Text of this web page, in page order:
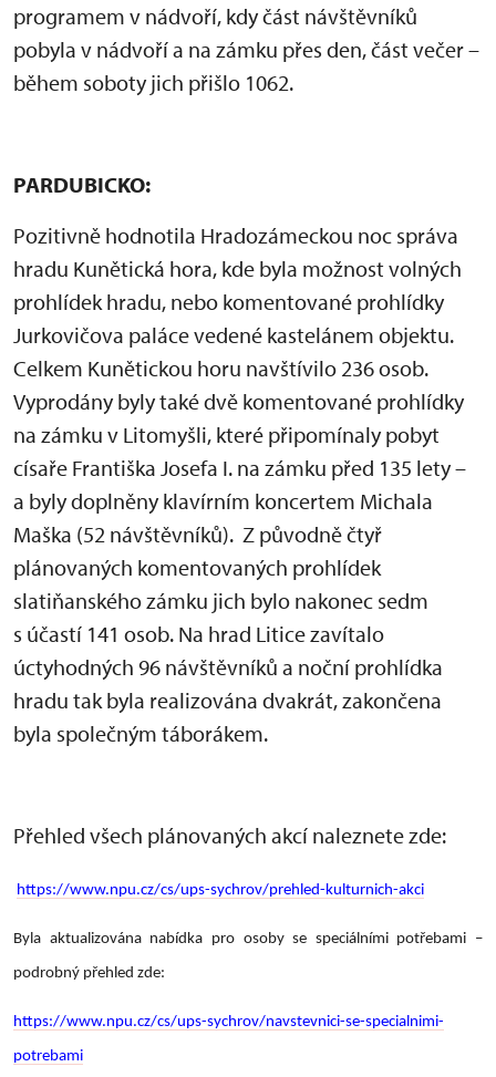
programem v nádvoří, kdy část návštěvníků
pobyla v nádvoří a na zámku přes den, část večer –
během soboty jich přišlo 1062.
PARDUBICKO:
Pozitivně hodnotila Hradozámeckou noc správa
hradu Kunětická hora, kde byla možnost volných
prohlídek hradu, nebo komentované prohlídky
Jurkovičova paláce vedené kastelánem objektu.
Celkem Kunětickou horu navštívilo 236 osob.
Vyprodány byly také dvě komentované prohlídky
na zámku v Litomyšli, které připomínaly pobyt
císaře Františka Josefa I. na zámku před 135 lety –
a byly doplněny klavírním koncertem Michala
Maška (52 návštěvníků). Z původně čtyř
plánovaných komentovaných prohlídek
slatiňanského zámku jich bylo nakonec sedm
s účastí 141 osob. Na hrad Litice zavítalo
úctyhodných 96 návštěvníků a noční prohlídka
hradu tak byla realizována dvakrát, zakončena
byla společným táborákem.
Přehled všech plánovaných akcí naleznete zde:
https://www.npu.cz/cs/ups-sychrov/prehled-kulturnich-akci
Byla aktualizována nabídka pro osoby se speciálními potřebami –
podrobný přehled zde:
https://www.npu.cz/cs/ups-sychrov/navstevnici-se-specialnimi-
potrebami